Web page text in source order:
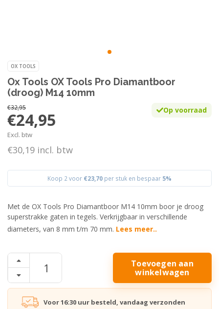
OX TOOLS
Ox Tools OX Tools Pro Diamantboor
(droog) M14 10mm
€32,95
€24,95
Excl. btw
€30,19 incl. btw
Op voorraad
Koop 2 voor €23,70 per stuk en bespaar 5%
Met de OX Tools Pro Diamantboor M14 10mm boor je droog
superstrakke gaten in tegels. Verkrijgbaar in verschillende
diameters, van 8 mm t/m 70 mm. Lees meer..
Toevoegen aan
winkelwagen
Voor 16:30 uur besteld, vandaag verzonden